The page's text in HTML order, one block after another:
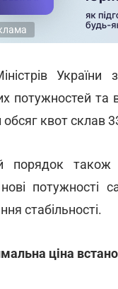
потужностей та
квот склав
порядок також
потужності
стабільності.
ціна